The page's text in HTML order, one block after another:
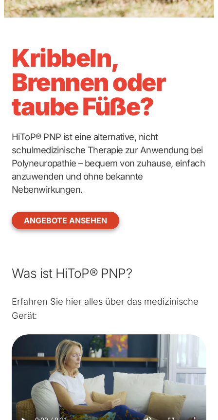
Kribbeln,
Brennen oder
taube Füße?
HiToP® PNP ist eine alternative, nicht
schulmedizinische Therapie zur Anwendung bei
Polyneuropathie – bequem von zuhause, einfach
anzuwenden und ohne bekannte
Nebenwirkungen.
ANGEBOTE ANSEHEN
Was ist HiToP® PNP?
Erfahren Sie hier alles über das medizinische
Gerät: